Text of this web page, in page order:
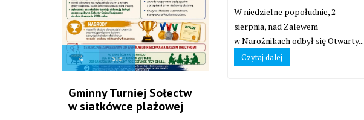
4 sie
Gminny Turniej Sołectw
w siatkówce plażowej
W niedzielne popołudnie, 2
sierpnia, nad Zalewem
w Narożnikach odbył się Otwarty...
Czytaj dalej